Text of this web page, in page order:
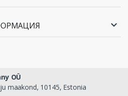
OÜ
maakond, 10145, Estonia